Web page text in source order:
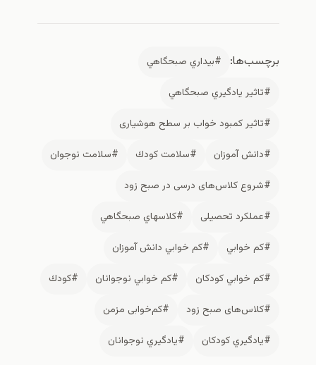
برچسب‌ها:
#بيداري صبحگاهي
#تاثير يادگيري صبحگاهي
#تاثیر کمبود خواب بر سطح هوشیاری
#دانش آموزان
#سلامت كودك
#سلامت نوجوان
#شروع کلاس‌های درسی در صبح زود
#عملکرد تحصیلی
#كلاسهاي صبحگاهي
#كم خوابي
#كم خوابي دانش آموزان
#كم خوابي كودكان
#كم خوابي نوجوانان
#كودك
#کلاس‌های صبح زود
#کم‌خوابی مزمن
#يادگيري كودكان
#يادگيري نوجوانان